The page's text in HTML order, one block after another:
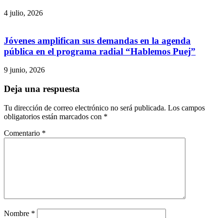
4 julio, 2026
Jóvenes amplifican sus demandas en la agenda
pública en el programa radial “Hablemos Puej”
9 junio, 2026
Deja una respuesta
Tu dirección de correo electrónico no será publicada. Los campos
obligatorios están marcados con *
Comentario *
Nombre *